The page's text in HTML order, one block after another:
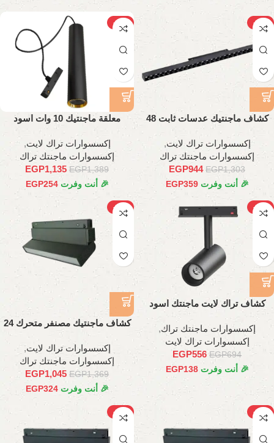
-28%
كشاف ماجنتيك عدسات ثابت 48
وات، 98 سم
إكسسوارات تراك لايت,
إكسسوارات ماجنتك تراك
EGP1,303
EGP944
🎉 أنت وفرت EGP359
-18%
معلقة ماجنتيك 10 وات اسود
إكسسوارات تراك لايت,
إكسسوارات ماجنتك تراك
EGP1,389
EGP1,135
🎉 أنت وفرت EGP254
-20%
كشاف تراك لايت ماجنتك اسود
إكسسوارات ماجنتك تراك,
إكسسوارات تراك لايت
EGP694
EGP556
🎉 أنت وفرت EGP138
-24%
كشاف ماجنتيك مصنفر متحرك 24
إكسسوارات تراك لايت,
إكسسوارات ماجنتك تراك
EGP1,369
EGP1,045
🎉 أنت وفرت EGP324
-21%
-20%